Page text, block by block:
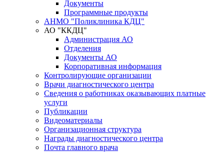
Документы
Программные продукты
АНМО "Поликлиника КДЦ"
АО "ККДЦ"
Администрация АО
Отделения
Документы АО
Корпоративная информация
Контролирующие организации
Врачи диагностического центра
Сведения о работниках оказывающих платные
услуги
Публикации
Видеоматериалы
Организационная структура
Награды диагностического центра
Почта главного врача